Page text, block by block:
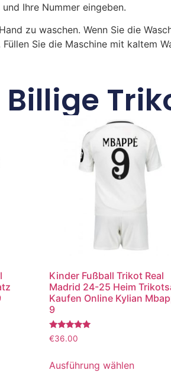
Ihre Nummer eingeben.
zu waschen. Wenn Sie die
Sie die Maschine mit kaltem
Kinder Fußball Trikot Real
Madrid 24-25 Heim
Kaufen Online Kylian
9
Bewertet
mit
von 5
€36.00
Ausführung wählen